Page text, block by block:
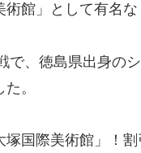
館」として有名な
で、徳島県出身の
。
国際美術館」！